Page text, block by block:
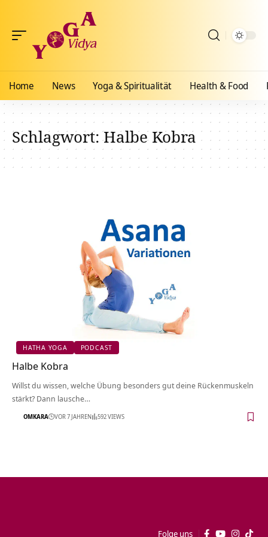
Home News Yoga & Spiritualität Health & Food
Schlagwort:Halbe Kobra
HATHA YOGA PODCAST
Halbe Kobra
Willst du wissen, welche Übung besonders gut deine Rückenmuskeln
stärkt? Dann lausche…
OMKARA VOR 7 JAHREN 592 VIEWS
Folge uns